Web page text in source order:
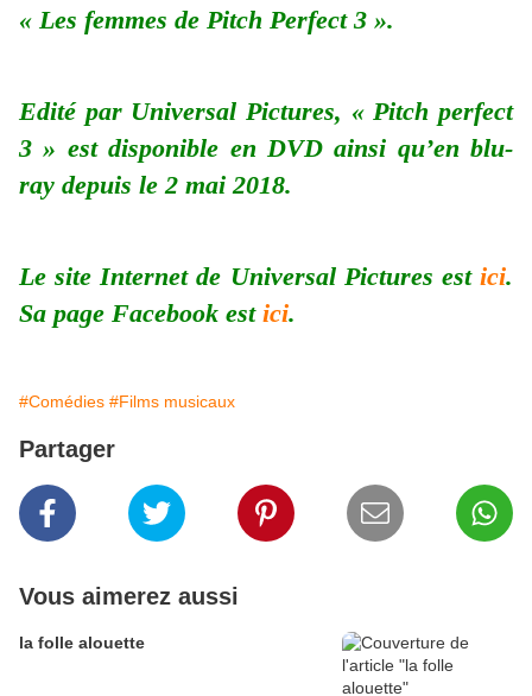
« Les femmes de Pitch Perfect 3 ».
Edité par Universal Pictures, « Pitch perfect
3 » est disponible en DVD ainsi qu’en blu-
ray depuis le 2 mai 2018.
Le site Internet de Universal Pictures est ici.
Sa page Facebook est ici.
#Comédies #Films musicaux
Partager
Vous aimerez aussi
la folle alouette